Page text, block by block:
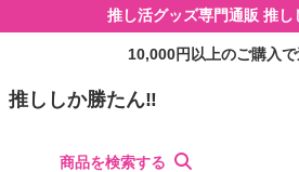
推し活グッズ専門通販 推し
10,000円以上のご購入
推ししか勝たん‼
商品を検索する